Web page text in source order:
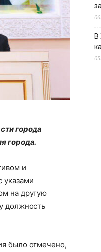
города
города.
и
указами
на другую
должность
было отмечено,
В